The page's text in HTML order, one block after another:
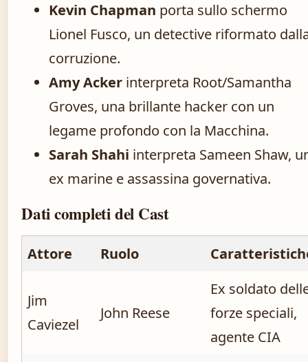
Kevin Chapman porta sullo schermo
Lionel Fusco, un detective riformato
corruzione.
Amy Acker interpreta Root/Samantha
Groves, una brillante hacker con un
legame profondo con la Macchina.
Sarah Shahi interpreta Sameen Shaw,
ex marine e assassina governativa.
Dati completi del Cast
Attore Ruolo
Jim
Caviezel
John Reese
Ex soldato
forze speciali,
agente CIA